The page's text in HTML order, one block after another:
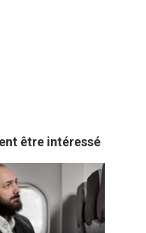
être intéressé